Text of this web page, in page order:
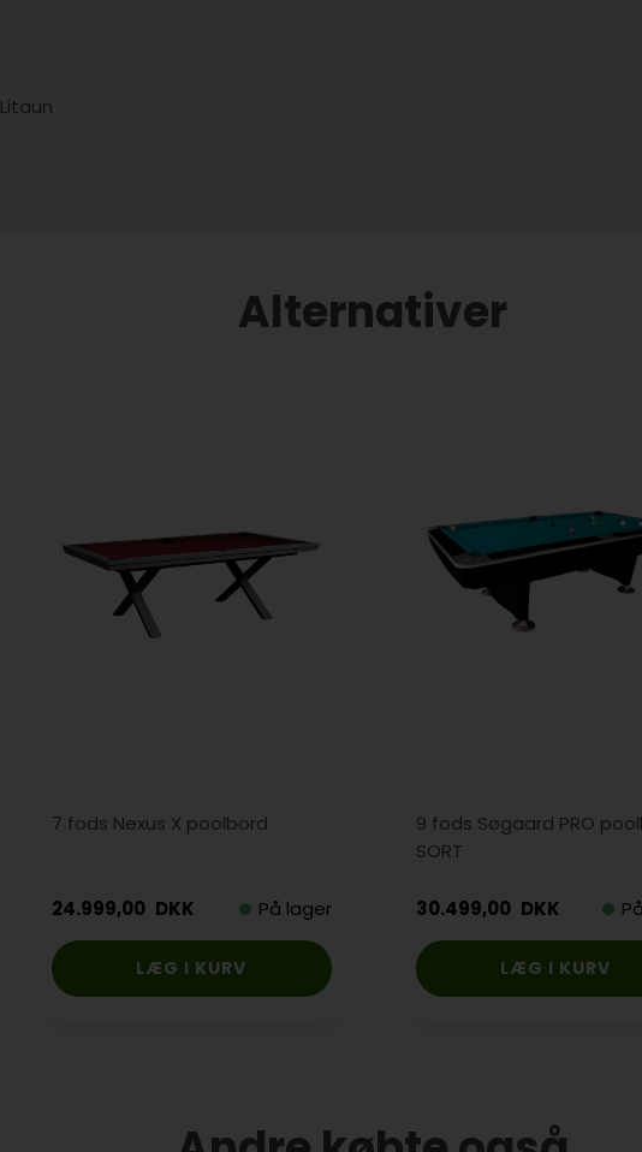
Alternativer
7 fods Nexus X poolbord
24.999,00 DKK På lager
9 fods Søgaard PRO
SORT
30.499,00 DKK